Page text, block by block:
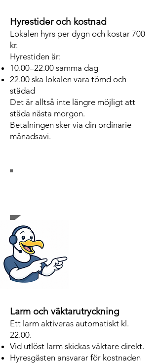
Hyrestider och kostnad
Lokalen hyrs per dygn och kostar 700
kr.
Hyrestiden är:
10.00–22.00 samma dag
22.00 ska lokalen vara tömd och
städad
Det är alltså inte längre möjligt att
städa nästa morgon.
Betalningen sker via din ordinarie
månadsavi.
Larm och väktarutryckning
Ett larm aktiveras automatiskt kl.
22.00.
Vid utlöst larm skickas väktare direkt.
Hyresgästen ansvarar för kostnaden